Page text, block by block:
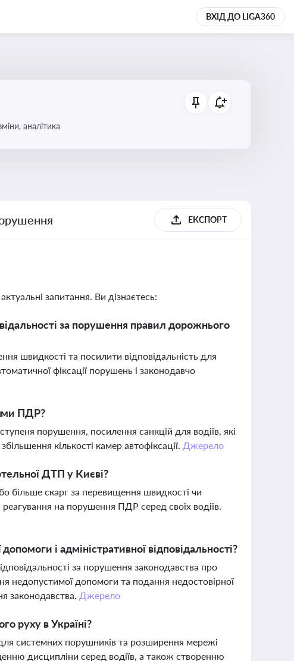
ВХІД ДО LIGA360
аналітика
ЕКСПОРТ
запитання. Ви дізнаєтесь:
за порушення правил дорожнього
швидкості та посилити відповідальність для
фіксації порушень і законодавчо
ПДР?
порушення, посилення санкцій для водіїв, які
кількості камер автофіксації. Джерело
ДТП у Києві?
більше скарг за перевищення швидкості чи
на порушення ПДР серед своїх водіїв.
і адміністративної відповідальності?
за порушення законодавства про
недопустимої допомоги та подання недостовірної
законодавства. Джерело
руху в Україні?
системних порушників та розширення мережі
дисципліни серед водіїв, а також створенню